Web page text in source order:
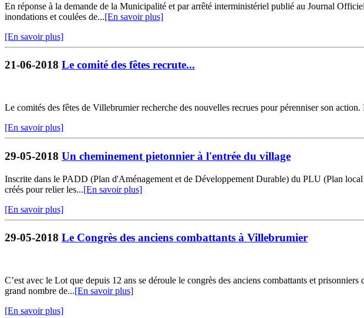
En réponse à la demande de la Municipalité et par arrêté interministériel publié au Journal
inondations et coulées de...[En savoir plus]
[En savoir plus]
21-06-2018 Le comité des fêtes recrute...
Le comités des fêtes de Villebrumier recherche des nouvelles recrues pour pérenniser son action.
[En savoir plus]
29-05-2018 Un cheminement pietonnier à l'entrée du village
Inscrite dans le PADD (Plan d'Aménagement et de Développement Durable) du PLU (Plan
créés pour relier les...[En savoir plus]
[En savoir plus]
29-05-2018 Le Congrès des anciens combattants à Villebrumier
C’est avec le Lot que depuis 12 ans se déroule le congrès des anciens combattants et
grand nombre de...[En savoir plus]
[En savoir plus]